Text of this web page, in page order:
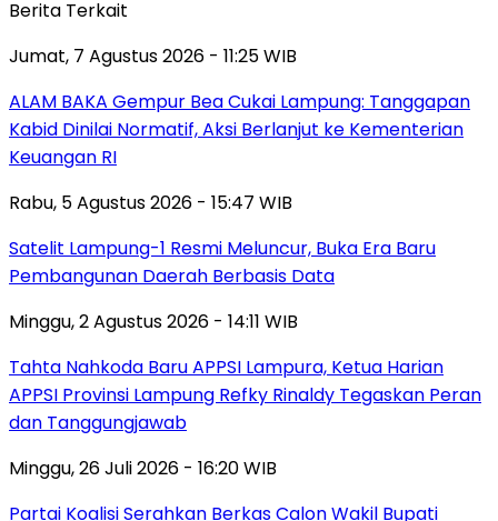
Berita Terkait
Jumat, 7 Agustus 2026 - 11:25 WIB
ALAM BAKA Gempur Bea Cukai Lampung: Tanggapan
Kabid Dinilai Normatif, Aksi Berlanjut ke Kementerian
Keuangan RI
Rabu, 5 Agustus 2026 - 15:47 WIB
Satelit Lampung-1 Resmi Meluncur, Buka Era Baru
Pembangunan Daerah Berbasis Data
Minggu, 2 Agustus 2026 - 14:11 WIB
Tahta Nahkoda Baru APPSI Lampura, Ketua Harian
APPSI Provinsi Lampung Refky Rinaldy Tegaskan Peran
dan Tanggungjawab
Minggu, 26 Juli 2026 - 16:20 WIB
Partai Koalisi Serahkan Berkas Calon Wakil Bupati